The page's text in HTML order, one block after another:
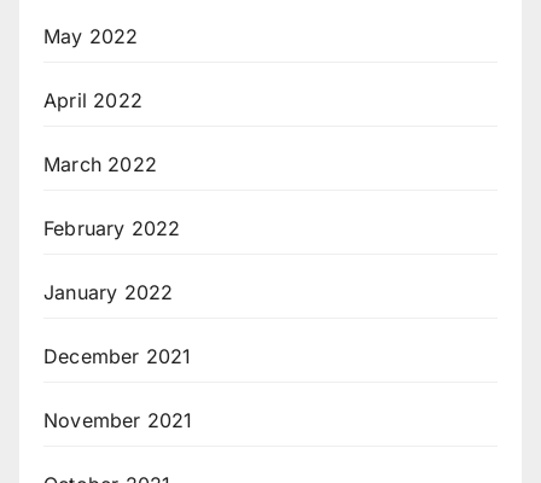
May 2022
April 2022
March 2022
February 2022
January 2022
December 2021
November 2021